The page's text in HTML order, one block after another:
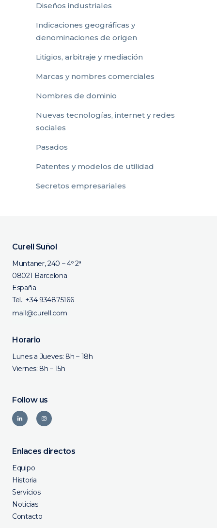
Diseños industriales
Indicaciones geográficas y
denominaciones de origen
Litigios, arbitraje y mediación
Marcas y nombres comerciales
Nombres de dominio
Nuevas tecnologías, internet y redes
sociales
Pasados
Patentes y modelos de utilidad
Secretos empresariales
Curell Suñol
Muntaner, 240 – 4º 2ª
08021 Barcelona
España
Tel.: +34 934875166
Horario
Lunes a Jueves: 8h – 18h
Viernes: 8h – 15h
Follow us
Enlaces directos
Equipo
Historia
Servicios
Noticias
Contacto